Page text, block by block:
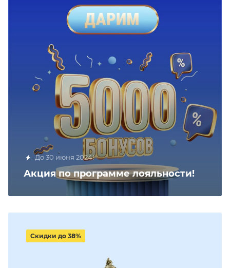
До 30 июня 2024!
Акция по программе лояльности!
Скидки до 38%